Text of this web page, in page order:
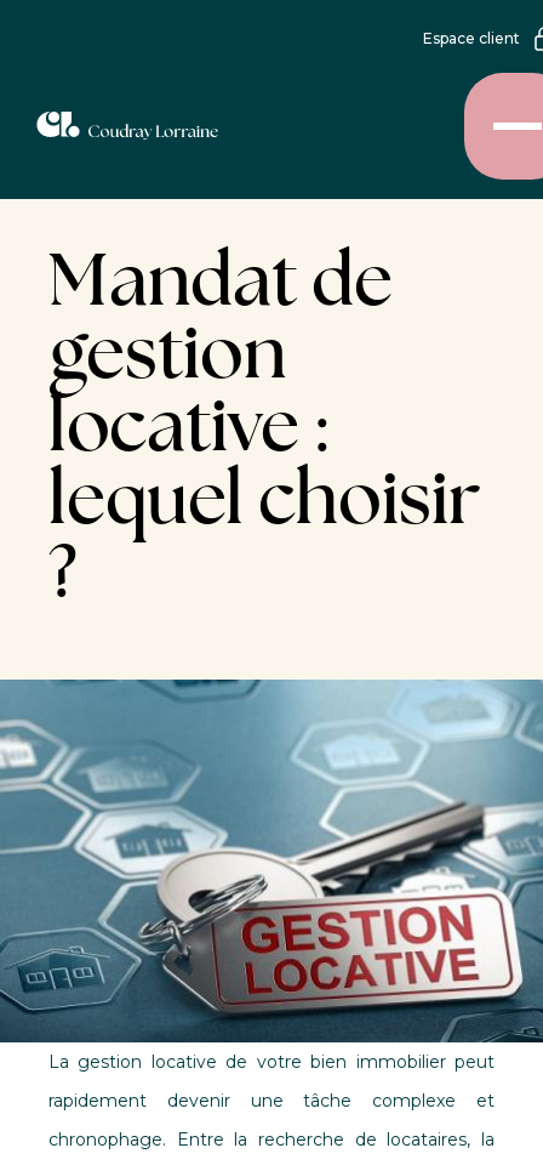
Espace client
Mandat de
gestion
locative :
lequel choisir
?
La gestion locative de votre bien immobilier peut
rapidement devenir une tâche complexe et
chronophage. Entre la recherche de locataires, la